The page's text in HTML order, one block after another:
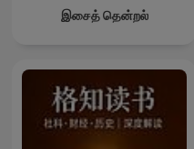
இசைத் தென்றல்